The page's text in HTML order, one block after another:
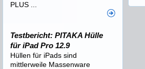
PLUS ...
Testbericht: PITAKA Hülle
für iPad Pro 12.9
Hüllen für iPads sind
mittlerweile Massenware